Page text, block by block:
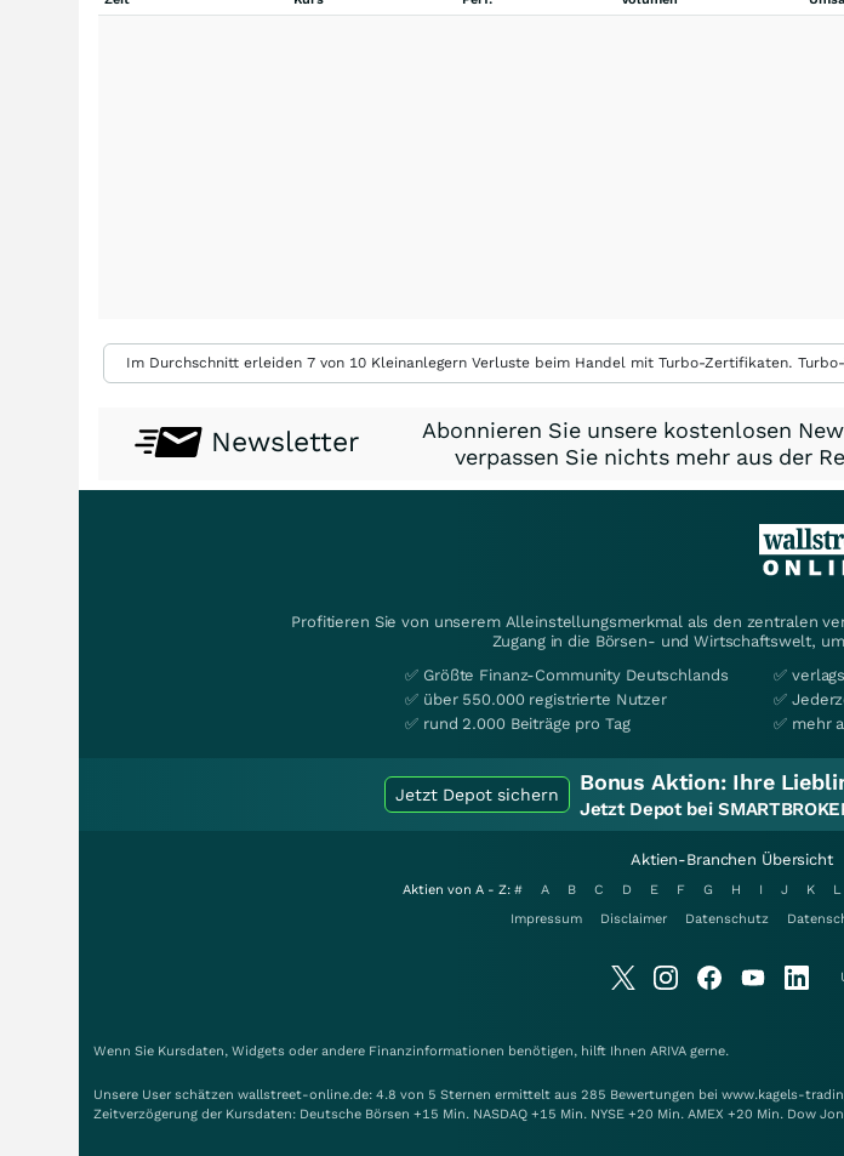
Im Durchschnitt erleiden 7 von 10 Kleinanlegern Verluste beim Handel mit Turbo-Zertifikaten.
Newsletter
Abonnieren Sie unsere kostenlosen
verpassen Sie nichts mehr aus der
Profitieren Sie von unserem Alleinstellungsmerkmal als den zentralen
Zugang in die Börsen- und Wirtschaftswelt,
✅ Größte Finanz-Community Deutschlands
✅ über 550.000 registrierte Nutzer
✅ rund 2.000 Beiträge pro Tag
✅
✅
✅ mehr
Jetzt Depot sichern Bonus Aktion: Ihre
Jetzt Depot bei
Aktien-Branchen Übersicht
Aktien von A - Z: # A B C D E F G H I J K L
Impressum
Disclaimer Datenschutz
Wenn Sie Kursdaten, Widgets oder andere Finanzinformationen benötigen, hilft Ihnen ARIVA gerne.
Unsere User schätzen wallstreet-online.de: 4.8 von 5 Sternen ermittelt aus 285 Bewertungen bei www.kagels-
Zeitverzögerung der Kursdaten: Deutsche Börsen +15 Min. NASDAQ +15 Min. NYSE +20 Min. AMEX +20 Min. Dow